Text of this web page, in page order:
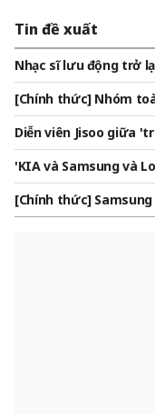
Tin đề xuất
Nhạc sĩ lưu động trở
hành 'THIS & THAT'
[Chính thức] Nhóm
— "'THIS & THAT',
Diễn viên Jisoo giữa
ặt thay đổi hoàn toàn
rung tâm mua sắm
'KIA và Samsung và
ười→LG và Hanwha và
uối cùng những
cộng 11 người' được
[Chính thức]
y phải Miyamori